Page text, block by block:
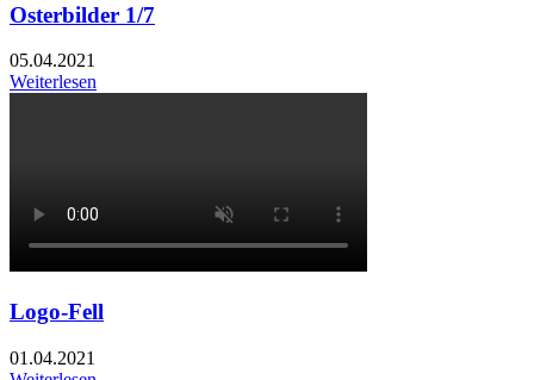
Osterbilder 1/7
05.04.2021
Weiterlesen
Logo-Fell
01.04.2021